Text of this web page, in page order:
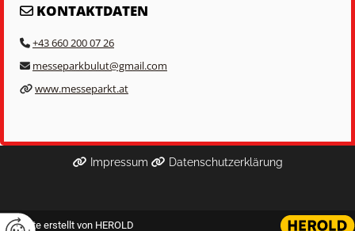
 KONTAKTDATEN
 +43 660 200 07 26
 messeparkbulut@gmail.com
 www.messeparkt.at
 Impressum  Datenschutzerklärung
Website erstellt von HEROLD